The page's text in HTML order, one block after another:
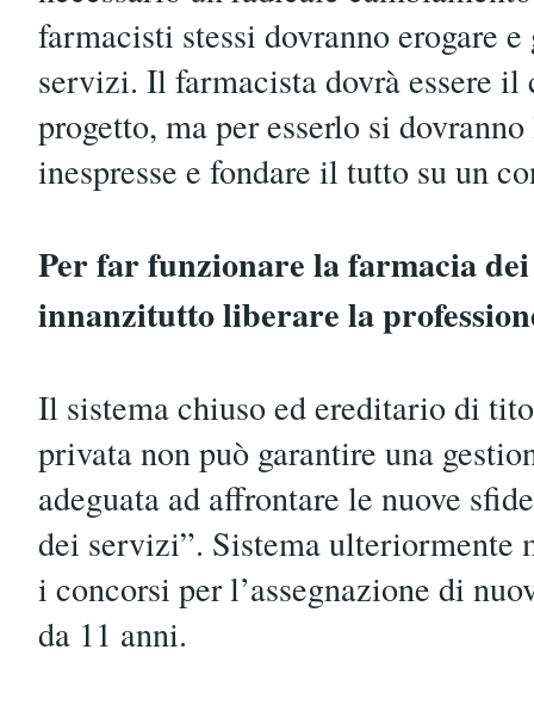
farmacisti stessi dovranno erogare
servizi. Il farmacista dovrà essere il
progetto, ma per esserlo si
inespresse e fondare il tutto su un
Per far funzionare la farmacia
innanzitutto liberare la
Il sistema chiuso ed ereditario di
privata non può garantire una
adeguata ad affrontare le nuove
dei servizi”. Sistema ulteriormente
i concorsi per l’assegnazione di
da 11 anni.